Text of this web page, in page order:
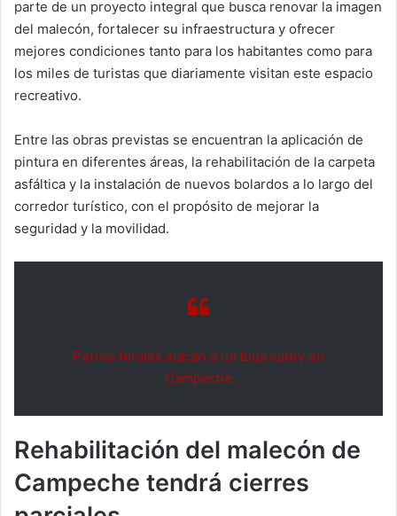
parte de un proyecto integral que busca renovar la imagen
del malecón, fortalecer su infraestructura y ofrecer
mejores condiciones tanto para los habitantes como para
los miles de turistas que diariamente visitan este espacio
recreativo.
Entre las obras previstas se encuentran la aplicación de
pintura en diferentes áreas, la rehabilitación de la carpeta
asfáltica y la instalación de nuevos bolardos a lo largo del
corredor turístico, con el propósito de mejorar la
seguridad y la movilidad.
Perros ferales atacan a tortuga carey en
Campeche
Rehabilitación del malecón de
Campeche tendrá cierres